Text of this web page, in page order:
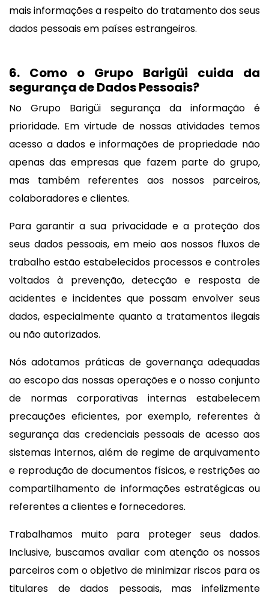
mais informações a respeito do tratamento dos seus
dados pessoais em países estrangeiros.
6. Como o Grupo Barigüi cuida da
segurança de Dados Pessoais?
No Grupo Barigüi segurança da informação é
prioridade. Em virtude de nossas atividades temos
acesso a dados e informações de propriedade não
apenas das empresas que fazem parte do grupo,
mas também referentes aos nossos parceiros,
colaboradores e clientes.
Para garantir a sua privacidade e a proteção dos
seus dados pessoais, em meio aos nossos fluxos de
trabalho estão estabelecidos processos e controles
voltados à prevenção, detecção e resposta de
acidentes e incidentes que possam envolver seus
dados, especialmente quanto a tratamentos ilegais
ou não autorizados.
Nós adotamos práticas de governança adequadas
ao escopo das nossas operações e o nosso conjunto
de normas corporativas internas estabelecem
precauções eficientes, por exemplo, referentes à
segurança das credenciais pessoais de acesso aos
sistemas internos, além de regime de arquivamento
e reprodução de documentos físicos, e restrições ao
compartilhamento de informações estratégicas ou
referentes a clientes e fornecedores.
Trabalhamos muito para proteger seus dados.
Inclusive, buscamos avaliar com atenção os nossos
parceiros com o objetivo de minimizar riscos para os
titulares de dados pessoais, mas infelizmente